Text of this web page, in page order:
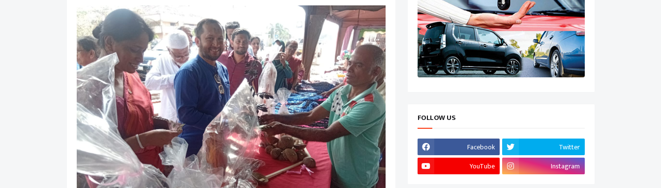
FOLLOW US
Facebook
Twitter
YouTube
Instagram